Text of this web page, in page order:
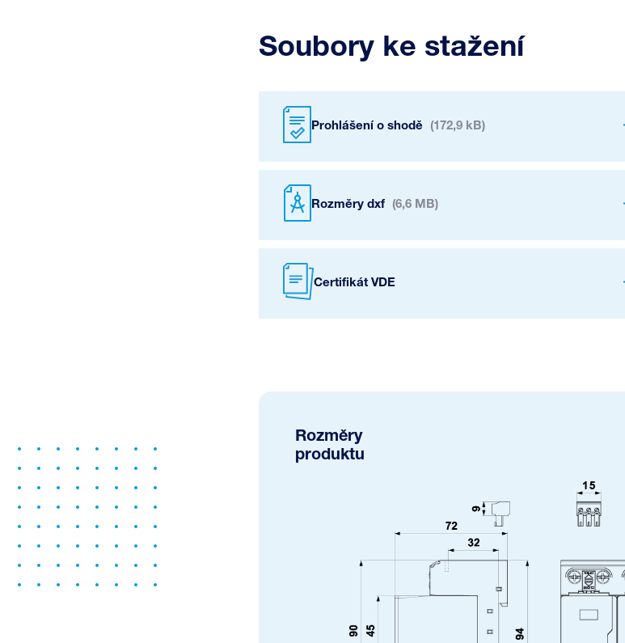
Soubory ke stažení
Prohlášení o shodě (172,9 kB)
Rozměry dxf (6,6 MB)
Certifikát VDE
Rozměry
produktu